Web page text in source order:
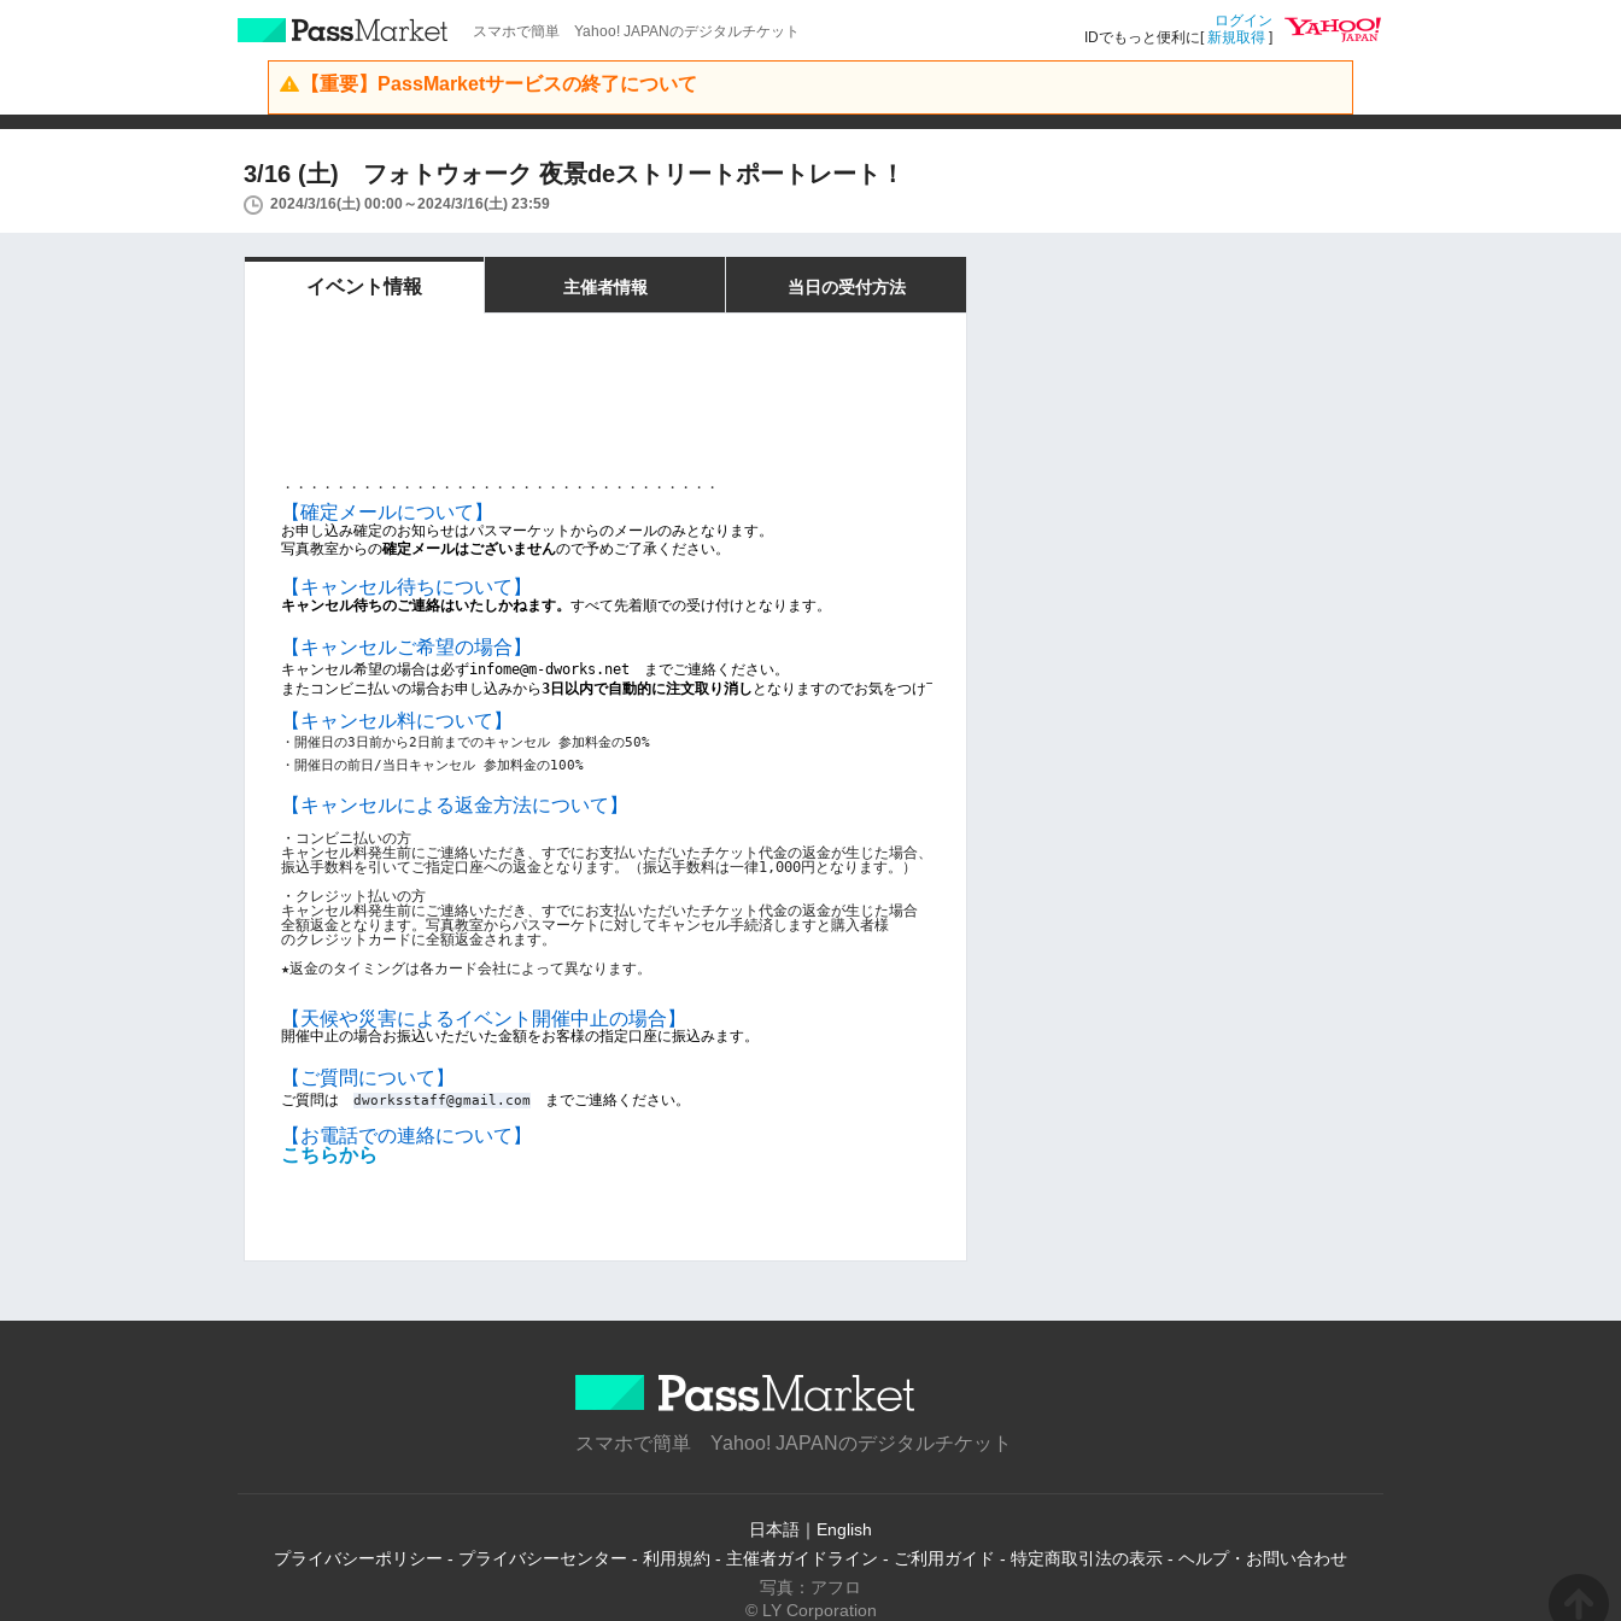
スマホで簡単 Yahoo! JAPANのデジタルチケット
ログイン
IDでもっと便利に[新規取得 ]
【重要】PassMarketサービスの終了について
3/16 (土) フォトウォーク 夜景deストリートポートレート！
2024/3/16(土) 00:00～2024/3/16(土) 23:59
イベント情報 主催者情報 当日の受付方法
・・・・・・・・・・・・・・・・・・・・・・・・・・・・・・・・・
【確定メールについて】
お申し込み確定のお知らせはパスマーケットからのメールのみとなります。
写真教室からの確定メールはございませんので予めご了承ください。
【キャンセル待ちについて】
キャンセル待ちのご連絡はいたしかねます。 すべて先着順での受け付けとなります。
【キャンセルご希望の場合】
キャンセル希望の場合は必ずinfome@m-dworks.net　までご連絡ください。
またコンビニ払いの場合お申し込みから3日以内で自動的に注文取り消し となりますのでお気をつけ下さい。
【キャンセル料について】
・開催日の3日前から2日前までのキャンセル 参加料金の50%
・開催日の前日/当日キャンセル 参加料金の100%
【キャンセルによる返金方法について】
・コンビニ払いの方
キャンセル料発生前にご連絡いただき、すでにお支払いただいたチケット代金の返金が生じた場合、
振込手数料を引いてご指定口座への返金となります。（振込手数料は一律1,000円となります。
）
・クレジット払いの方
キャンセル料発生前にご連絡いただき、すでにお支払いただいたチケット代金の返金が生じた場合
全額返金となります。写真教室からパスマーケトに対してキャンセル手続済しますと購入者様
のクレジットカードに全額返金されます。
★返金のタイミングは各カード会社によって異なります。
【天候や災害によるイベント開催中止の場合】
開催中止の場合お振込いただいた金額をお客様の指定口座に振込みます。
【ご質問について】
ご質問は dworksstaff@gmail.com までご連絡ください。
【お電話での連絡について】
こちらから
スマホで簡単 Yahoo! JAPANのデジタルチケット
日本語 ｜ English
プライバシーポリシー - プライバシーセンター - 利用規約 - 主催者ガイドライン - ご利用ガイド - 特定商取引法の表示 - ヘルプ・お問い合わせ
写真：アフロ
© LY Corporation